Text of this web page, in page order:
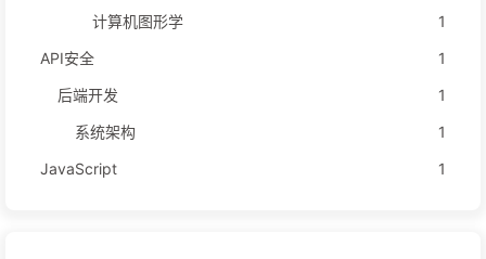
计算机图形学
1
API安全
1
后端开发
1
系统架构
1
JavaScript
1